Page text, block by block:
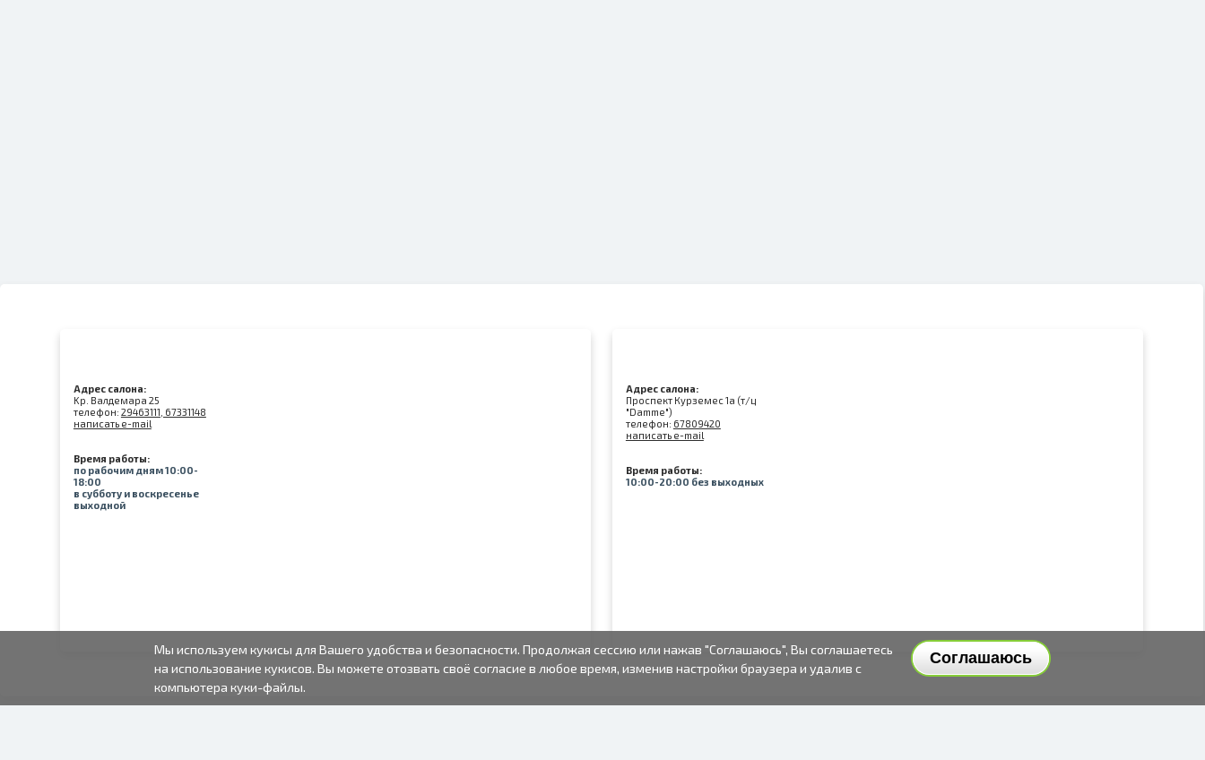
Адрес салона:
Kр. Валдемара 25
телефон: 29463111, 67331148
написать e-mail
Время работы:
по рабочим дням 10:00-
18:00
в субботу и воскресенье
выходной
Адрес салона:
Проспект Курземес 1а (т/ц
"Damme")
телефон: 67809420
написать e-mail
Время работы:
10:00-20:00 без выходных
Соглашаюсь
Мы используем кукисы для Вашего удобства и безопасности. Продолжая сессию или нажав "Соглашаюсь", Вы соглашаетесь
на использование кукисов. Вы можете отозвать своё согласие в любое время, изменив настройки браузера и удалив с
компьютера куки-файлы.